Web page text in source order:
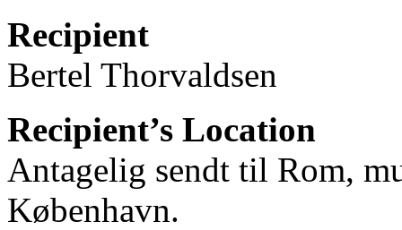
Recipient
Bertel Thorvaldsen
Recipient’s Location
Antagelig sendt til Rom,
København.